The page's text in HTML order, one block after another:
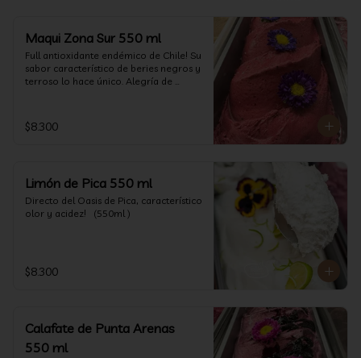
Maqui Zona Sur 550 ml
Full antioxidante endémico de Chile! Su
sabor característico de beries negros y
terroso lo hace único. Alegría de
$8.300
Limón de Pica 550 ml
Directo del Oasis de Pica, característico
olor y acidez!   (550ml )
$8.300
Calafate de Punta Arenas
550 ml